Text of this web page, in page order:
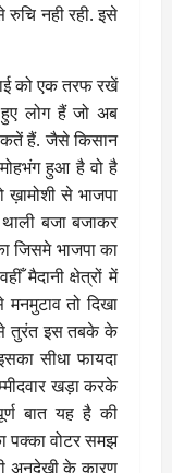
नही रही. इसे
को एक तरफ रखें
लोग हैं जो अब
हैं. जैसे किसान
हुआ है वो है
से भाजपा
बजा बजाकर
जिसमे भाजपा का
मैदानी क्षेत्रों में
मनमुटाव तो दिखा
तुरंत इस तबके के
सीधा फायदा
खड़ा करके
बात यह है की
पक्का वोटर समझ
अनदेखी के कारण